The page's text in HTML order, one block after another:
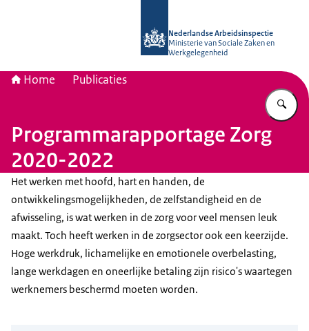
Nederlandse Arbeidsinspectie
Ministerie van Sociale Zaken en
Werkgelegenheid
Home Publicaties
Programmarapportage Zorg
2020-2022
Het werken met hoofd, hart en handen, de
ontwikkelingsmogelijkheden, de zelfstandigheid en de
afwisseling, is wat werken in de zorg voor veel mensen leuk
maakt. Toch heeft werken in de zorgsector ook een keerzijde.
Hoge werkdruk, lichamelijke en emotionele overbelasting,
lange werkdagen en oneerlijke betaling zijn risico's waartegen
werknemers beschermd moeten worden.